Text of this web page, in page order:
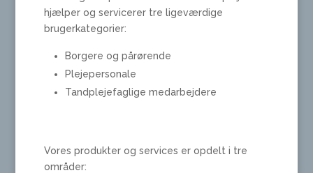
hjælper og servicerer tre ligeværdige
brugerkategorier:
Borgere og pårørende
Plejepersonale
Tandplejefaglige medarbejdere
Vores produkter og services er opdelt i tre
områder: